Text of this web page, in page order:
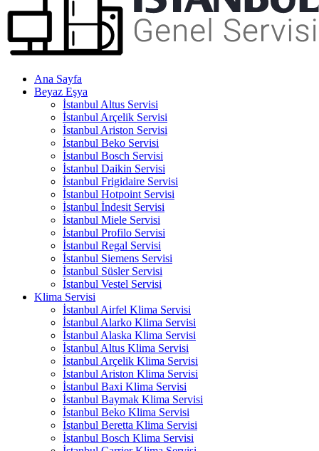
Ana Sayfa
Beyaz Eşya
İstanbul Altus Servisi
İstanbul Arçelik Servisi
İstanbul Ariston Servisi
İstanbul Beko Servisi
İstanbul Bosch Servisi
İstanbul Daikin Servisi
İstanbul Frigidaire Servisi
İstanbul Hotpoint Servisi
İstanbul İndesit Servisi
İstanbul Miele Servisi
İstanbul Profilo Servisi
İstanbul Regal Servisi
İstanbul Siemens Servisi
İstanbul Süsler Servisi
İstanbul Vestel Servisi
Klima Servisi
İstanbul Airfel Klima Servisi
İstanbul Alarko Klima Servisi
İstanbul Alaska Klima Servisi
İstanbul Altus Klima Servisi
İstanbul Arçelik Klima Servisi
İstanbul Ariston Klima Servisi
İstanbul Baxi Klima Servisi
İstanbul Baymak Klima Servisi
İstanbul Beko Klima Servisi
İstanbul Beretta Klima Servisi
İstanbul Bosch Klima Servisi